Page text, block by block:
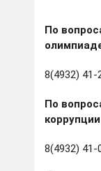
По
8(4932) 41-
По
коррупции
8(4932) 41-